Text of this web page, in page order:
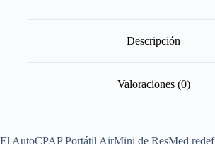
Descripción
Valoraciones (0)
El AutoCPAP Portátil AirMini de ResMed